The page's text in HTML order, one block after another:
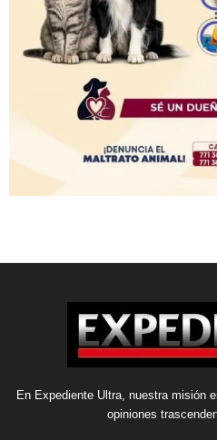
En Expediente Ultra, nuestra misión
opiniones